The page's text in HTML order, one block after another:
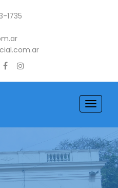
1735
Toggle